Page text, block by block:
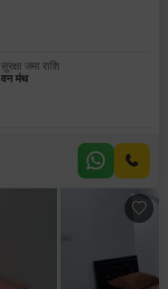
सुरक्षा जमा राशि
वन मंथ